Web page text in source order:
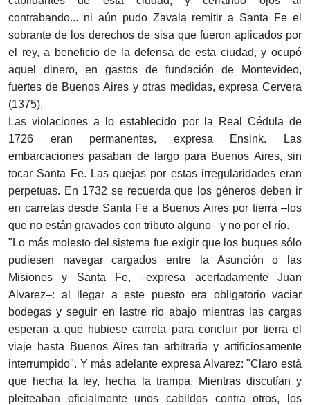
contrabando... ni aún pudo Zavala remitir a Santa Fe el
sobrante de los derechos de sisa que fueron aplicados por
el rey, a beneficio de la defensa de esta ciudad, y ocupó
aquel dinero, en gastos de fundación de Montevideo,
fuertes de Buenos Aires y otras medidas, expresa Cervera
(1375).
Las violaciones a lo establecido por la Real Cédula de
1726 eran permanentes, expresa Ensink. Las
embarcaciones pasaban de largo para Buenos Aires, sin
tocar Santa Fe. Las quejas por estas irregularidades eran
perpetuas. En 1732 se recuerda que los géneros deben ir
en carretas desde Santa Fe a Buenos Aires por tierra –los
que no están gravados con tributo alguno– y no por el río.
"Lo más molesto del sistema fue exigir que los buques sólo
pudiesen navegar cargados entre la Asunción o las
Misiones y Santa Fe, –expresa acertadamente Juan
Alvarez–: al llegar a este puesto era obligatorio vaciar
bodegas y seguir en lastre río abajo mientras las cargas
esperan a que hubiese carreta para concluir por tierra el
viaje hasta Buenos Aires tan arbitraria y artificiosamente
interrumpido". Y más adelante expresa Alvarez: "Claro está
que hecha la ley, hecha la trampa. Mientras discutían y
pleiteaban oficialmente unos cabildos contra otros, los